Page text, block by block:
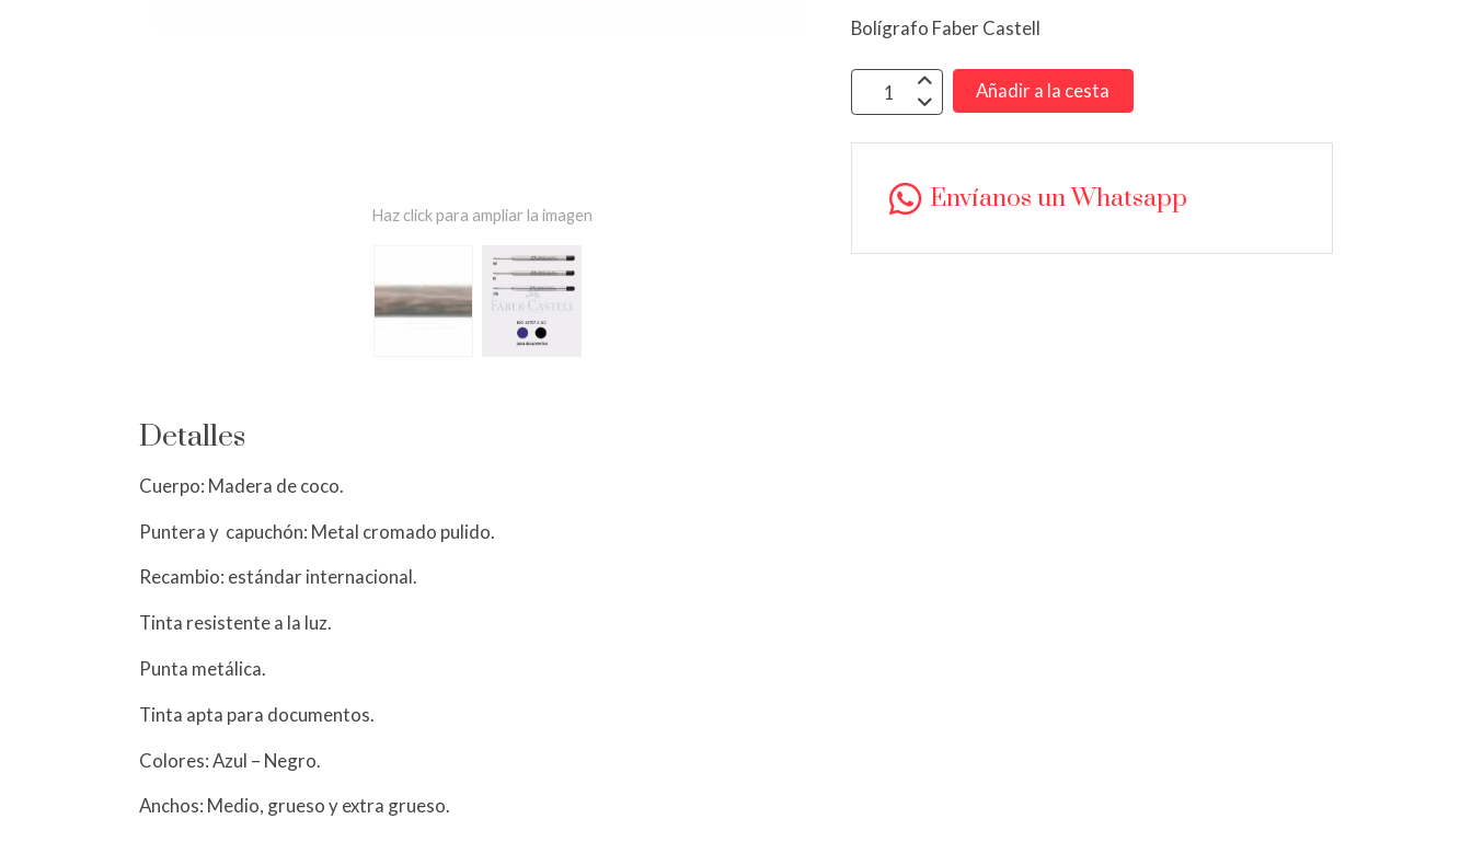
Haz click para ampliar la imagen
Detalles
Cuerpo: Madera de coco.
Puntera y capuchón: Metal cromado pulido.
Recambio: estándar internacional.
Tinta resistente a la luz.
Punta metálica.
Tinta apta para documentos.
Colores: Azul – Negro.
Anchos: Medio, grueso y extra grueso.
Bolígrafo Faber Castell
Añadir a la cesta
Envíanos un Whatsapp